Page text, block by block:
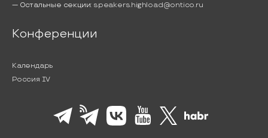
— Остальные секции: speakers.highload@ontico.ru
Конференции
Календарь
Россия IV